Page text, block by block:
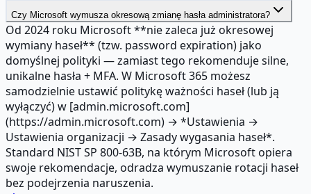
Czy Microsoft wymusza okresową zmianę hasła administratora?
Od 2024 roku Microsoft **nie zaleca już okresowej
wymiany haseł** (tzw. password expiration) jako
domyślnej polityki — zamiast tego rekomenduje silne,
unikalne hasła + MFA. W Microsoft 365 możesz
samodzielnie ustawić politykę ważności haseł (lub ją
wyłączyć) w [admin.microsoft.com]
(https://admin.microsoft.com) → *Ustawienia →
Ustawienia organizacji → Zasady wygasania haseł*.
Standard NIST SP 800-63B, na którym Microsoft opiera
swoje rekomendacje, odradza wymuszanie rotacji haseł
bez podejrzenia naruszenia.